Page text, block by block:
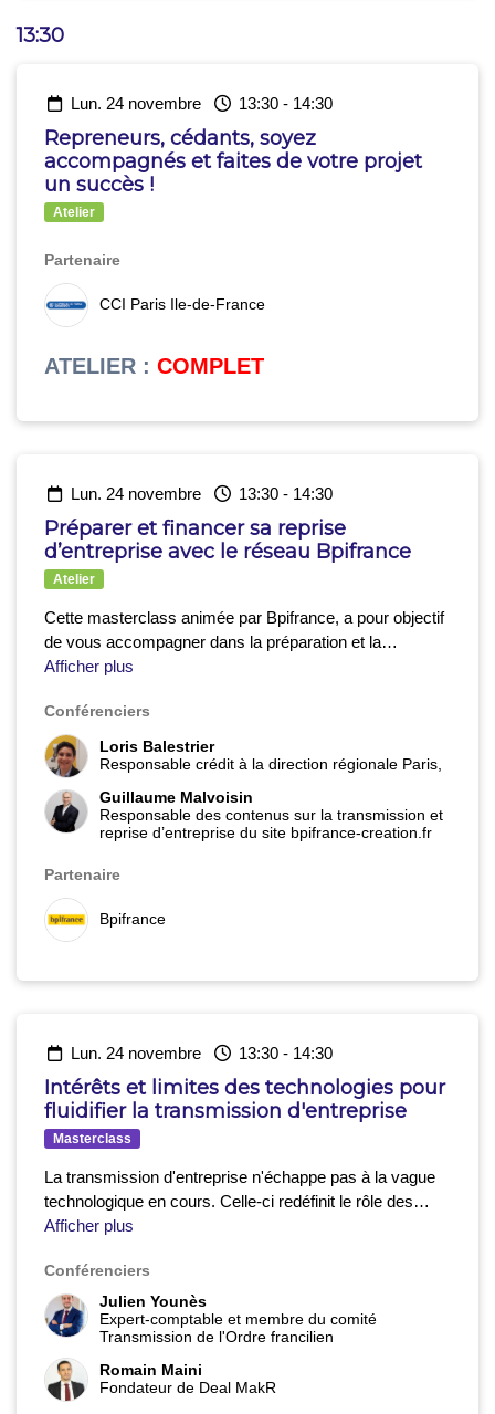
13:30
lun. 24 novembre 13:30- 14:30
Repreneurs, cédants, soyez
accompagnés et faites de votre projet
un succès !
Atelier
Partenaire
CCI Paris Ile-de-France
ATELIER : COMPLET
lun. 24 novembre 13:30- 14:30
Préparer et financer sa reprise
d’entreprise avec le réseau Bpifrance
Atelier
Cette masterclass animée par Bpifrance, a pour objectif
de vous accompagner dans la préparation et la
recherche de financement de votre projet de reprise,
accompagnera votre réflexion sur les sujets suivants :
Comment bien se préparer et trouver la cible adéquate ?
- Comment construire un dossier de financement solide
- Quelles solutions de financement et garantie ?
Afficher plus
Conférenciers
Loris Balestrier
Responsable crédit à la direction régionale Paris,
Guillaume Malvoisin
Responsable des contenus sur la transmission et
reprise d’entreprise du site bpifrance-creation.fr
Partenaire
Bpifrance
lun. 24 novembre 13:30- 14:30
Intérêts et limites des technologies pour
fluidifier la transmission d'entreprise
Masterclass
La transmission d'entreprise n'échappe pas à la vague
technologique en cours. Celle-ci redéfinit le rôle des
parties prenantes en formulant de nombreuses
M&A et le fondateur d'une startup dédiée à la
transmission d'entreprise aborderont la collaboration
entre le conseil et la technologie à chaque étape d'une
transmission.
Un dialogue direct et pragmatique pour connaitre les
dernières avancées de la technologie et redessiner le
Afficher plus
Conférenciers
Julien Younès
Expert-comptable et membre du comité
Transmission de l'Ordre francilien
Romain Maini
Fondateur de Deal MakR